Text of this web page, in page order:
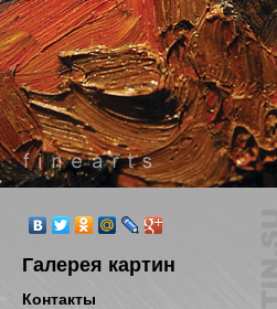
Галерея картин
Контакты